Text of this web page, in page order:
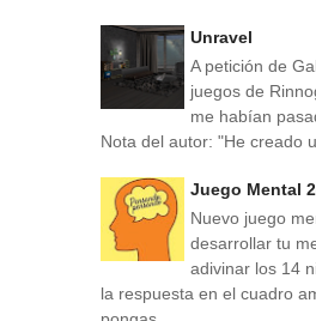
Unravel
A petición de
juegos de
me habían
Nota del autor: "He creado
Juego Mental
Nuevo juego
desarrollar tu
adivinar los 14
la respuesta en el cuadro